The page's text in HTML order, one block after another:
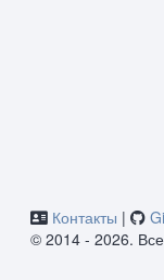
Контакты |
© 2014 - 2026.